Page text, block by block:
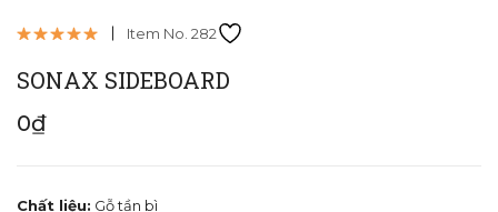
Item No. 282
SONAX SIDEBOARD
0₫
Chất liệu: Gỗ tần bì